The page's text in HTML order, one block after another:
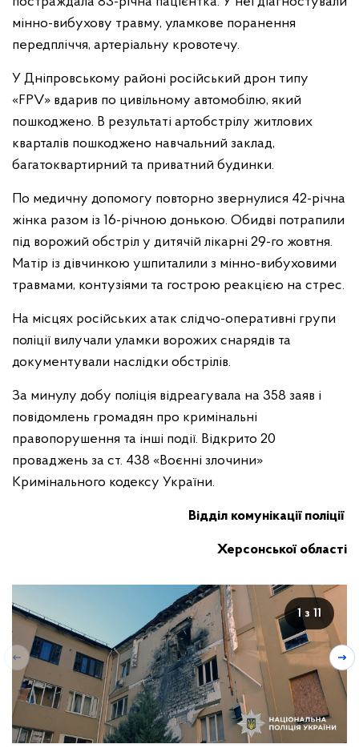
мінно-вибухову травму, уламкове поранення
передпліччя, артеріальну кровотечу.
У Дніпровському районі російський дрон типу
«FPV» вдарив по цивільному автомобілю, який
пошкоджено. В результаті артобстрілу житлових
кварталів пошкоджено навчальний заклад,
багатоквартирний та приватний будинки.
По медичну допомогу повторно звернулися 42-річна
жінка разом із 16-річною донькою. Обидві потрапили
під ворожий обстріл у дитячій лікарні 29-го жовтня.
Матір із дівчинкою ушпиталили з мінно-вибуховими
травмами, контузіями та гострою реакцією на стрес.
На місцях російських атак слідчо-оперативні групи
поліції вилучали уламки ворожих снарядів та
документували наслідки обстрілів.
За минулу добу поліція відреагувала на 358 заяв і
повідомлень громадян про кримінальні
правопорушення та інші події. Відкрито 20
проваджень за ст. 438 «Воєнні злочини»
Кримінального кодексу України.
Відділ комунікації поліції
Херсонської області
1 з 11